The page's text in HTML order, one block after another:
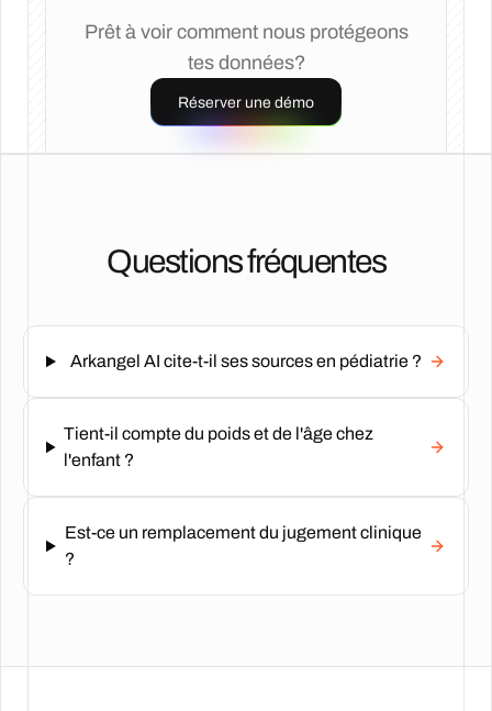
Prêt à voir comment nous protégeons
tes données?
Réserver une démo
Questions fréquentes
Arkangel AI cite-t-il ses sources en pédiatrie ?
Tient-il compte du poids et de l'âge chez
l'enfant ?
Est-ce un remplacement du jugement clinique
?